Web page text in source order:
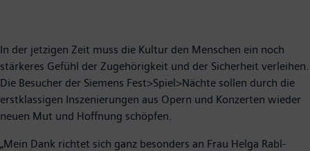
In der jetzigen Zeit muss die Kultur den Menschen ein noch
stärkeres Gefühl der Zugehörigkeit und der Sicherheit verleihen.
Die Besucher der Siemens Fest>Spiel>Nächte sollen durch die
erstklassigen Inszenierungen aus Opern und Konzerten wieder
neuen Mut und Hoffnung schöpfen.
„Mein Dank richtet sich ganz besonders an Frau Helga Rabl-